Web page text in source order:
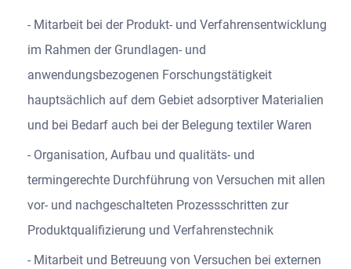
Mitarbeit bei der Produkt- und Verfahrensentwicklung
im Rahmen der Grundlagen- und
anwendungsbezogenen Forschungstätigkeit
hauptsächlich auf dem Gebiet adsorptiver Materialien
und bei Bedarf auch bei der Belegung textiler Waren
Organisation, Aufbau und qualitäts- und
termingerechte Durchführung von Versuchen mit allen
vor- und nachgeschalteten Prozessschritten zur
Produktqualifizierung und Verfahrenstechnik
Mitarbeit und Betreuung von Versuchen bei externen